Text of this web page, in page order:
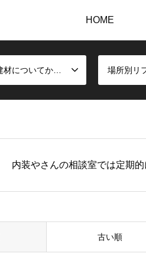
HOME
内装施工と建材についてから選ぶ 場所別リ
内装やさんの相談室では定期
古い順